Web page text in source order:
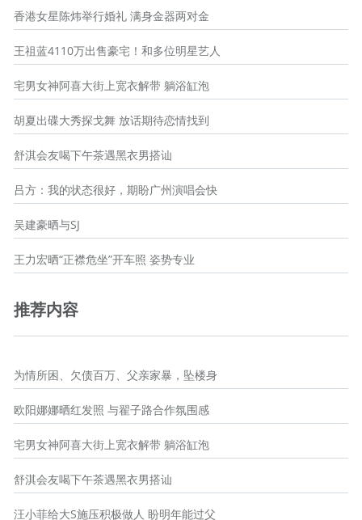
香港女星陈炜举行婚礼 满身金器两对金
王祖蓝4110万出售豪宅！和多位明星艺人
宅男女神阿喜大街上宽衣解带 躺浴缸泡
胡夏出碟大秀探戈舞 放话期待恋情找到
舒淇会友喝下午茶遇黑衣男搭讪
吕方：我的状态很好，期盼广州演唱会快
吴建豪晒与SJ
王力宏晒“正襟危坐”开车照 姿势专业
推荐内容
为情所困、欠债百万、父亲家暴，坠楼身
欧阳娜娜晒红发照 与翟子路合作氛围感
宅男女神阿喜大街上宽衣解带 躺浴缸泡
舒淇会友喝下午茶遇黑衣男搭讪
汪小菲给大S施压积极做人 盼明年能过父